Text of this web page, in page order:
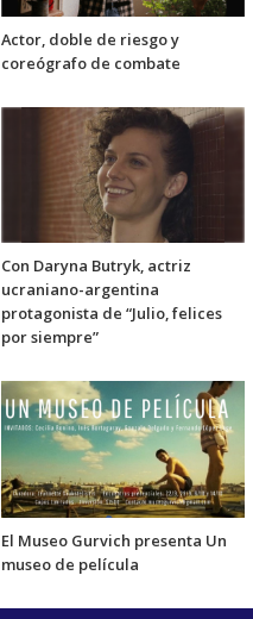
Actor, doble de riesgo y
coreógrafo de combate
Con Daryna Butryk, actriz
ucraniano-argentina
protagonista de “Julio, felices
por siempre”
El Museo Gurvich presenta Un
museo de película